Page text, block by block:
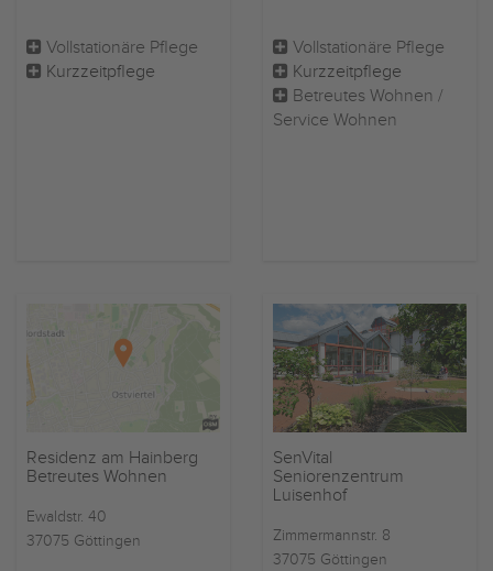
Vollstationäre Pflege
Kurzzeitpflege
Vollstationäre Pflege
Kurzzeitpflege
Betreutes Wohnen /
Service Wohnen
Residenz am Hainberg
Betreutes Wohnen
Ewaldstr. 40
37075 Göttingen
SenVital
Seniorenzentrum
Luisenhof
Zimmermannstr. 8
37075 Göttingen